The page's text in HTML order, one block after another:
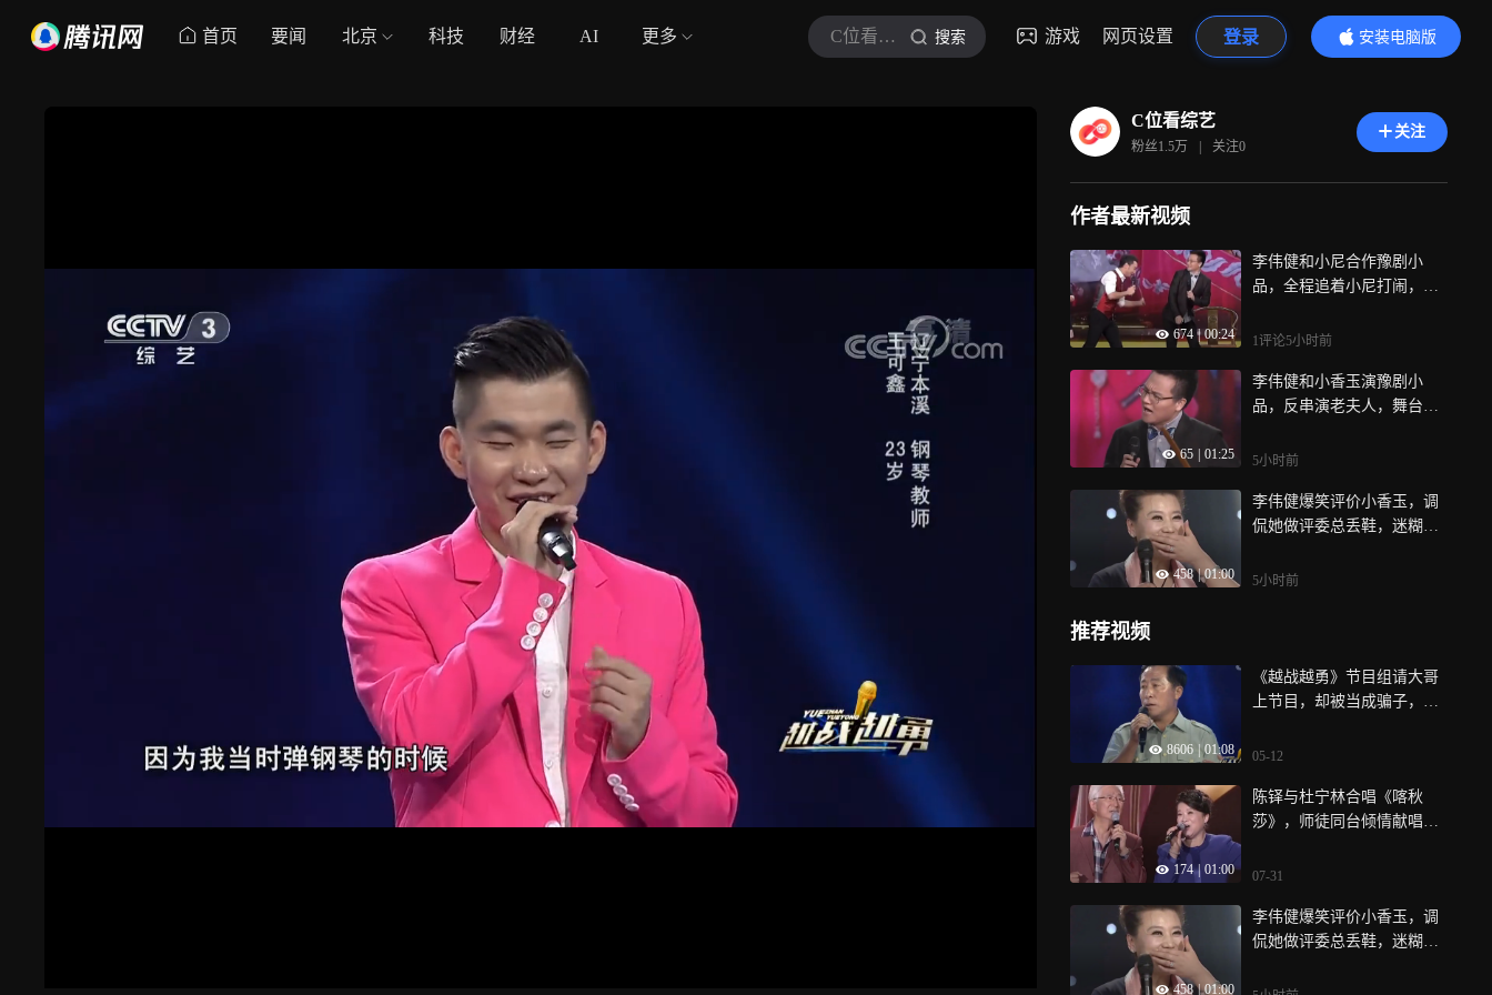
首页 要闻 北京 科技 财经 AI 更多 C位看综艺 搜索 游戏 网页设置 登录
安装电脑版
内容更精彩
C位看综艺
粉丝1.5万 | 关注0
关注
作者最新视频
674 | 00:24
李伟健和小尼合作豫剧小
品，全程追着小尼打闹，小
1评论5小时前
65 01:25
李伟健和小香玉演豫剧小
品，反串演老夫人，舞台效
5小时前
458 | 01:00
李伟健爆笑评价小香玉，调
侃她做评委总丢鞋，迷糊模
5小时前
推荐视频
8606 01:08
《越战越勇》节目组请大哥
上节目，却被当成骗子，非
05-12
174 | 01:00
陈铎与杜宁林合唱《喀秋
莎》，师徒同台倾情献唱，
07-31
458 | 01:00
李伟健爆笑评价小香玉，调
侃她做评委总丢鞋，迷糊模